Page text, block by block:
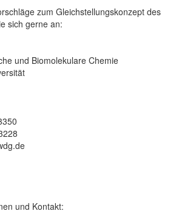
zum Gleichstellungskonzept des
sich gerne an:
und Biomolekulare Chemie
und Kontakt: